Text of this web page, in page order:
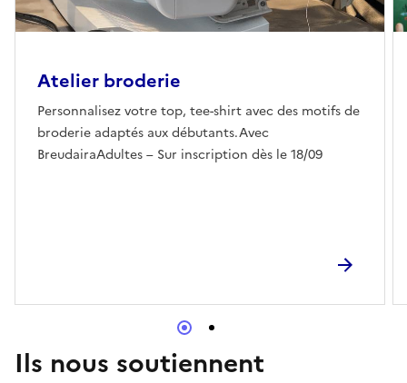
Atelier broderie
Personnalisez votre top, tee-shirt avec des motifs de
broderie adaptés aux débutants.Avec
BreudairaAdultes – Sur inscription dès le 18/09
Ils nous soutiennent